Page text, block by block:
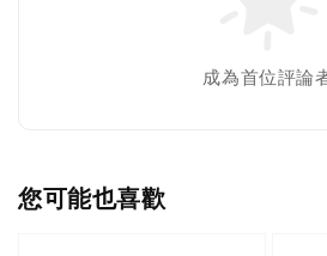
成為首位評論
您可能也喜歡